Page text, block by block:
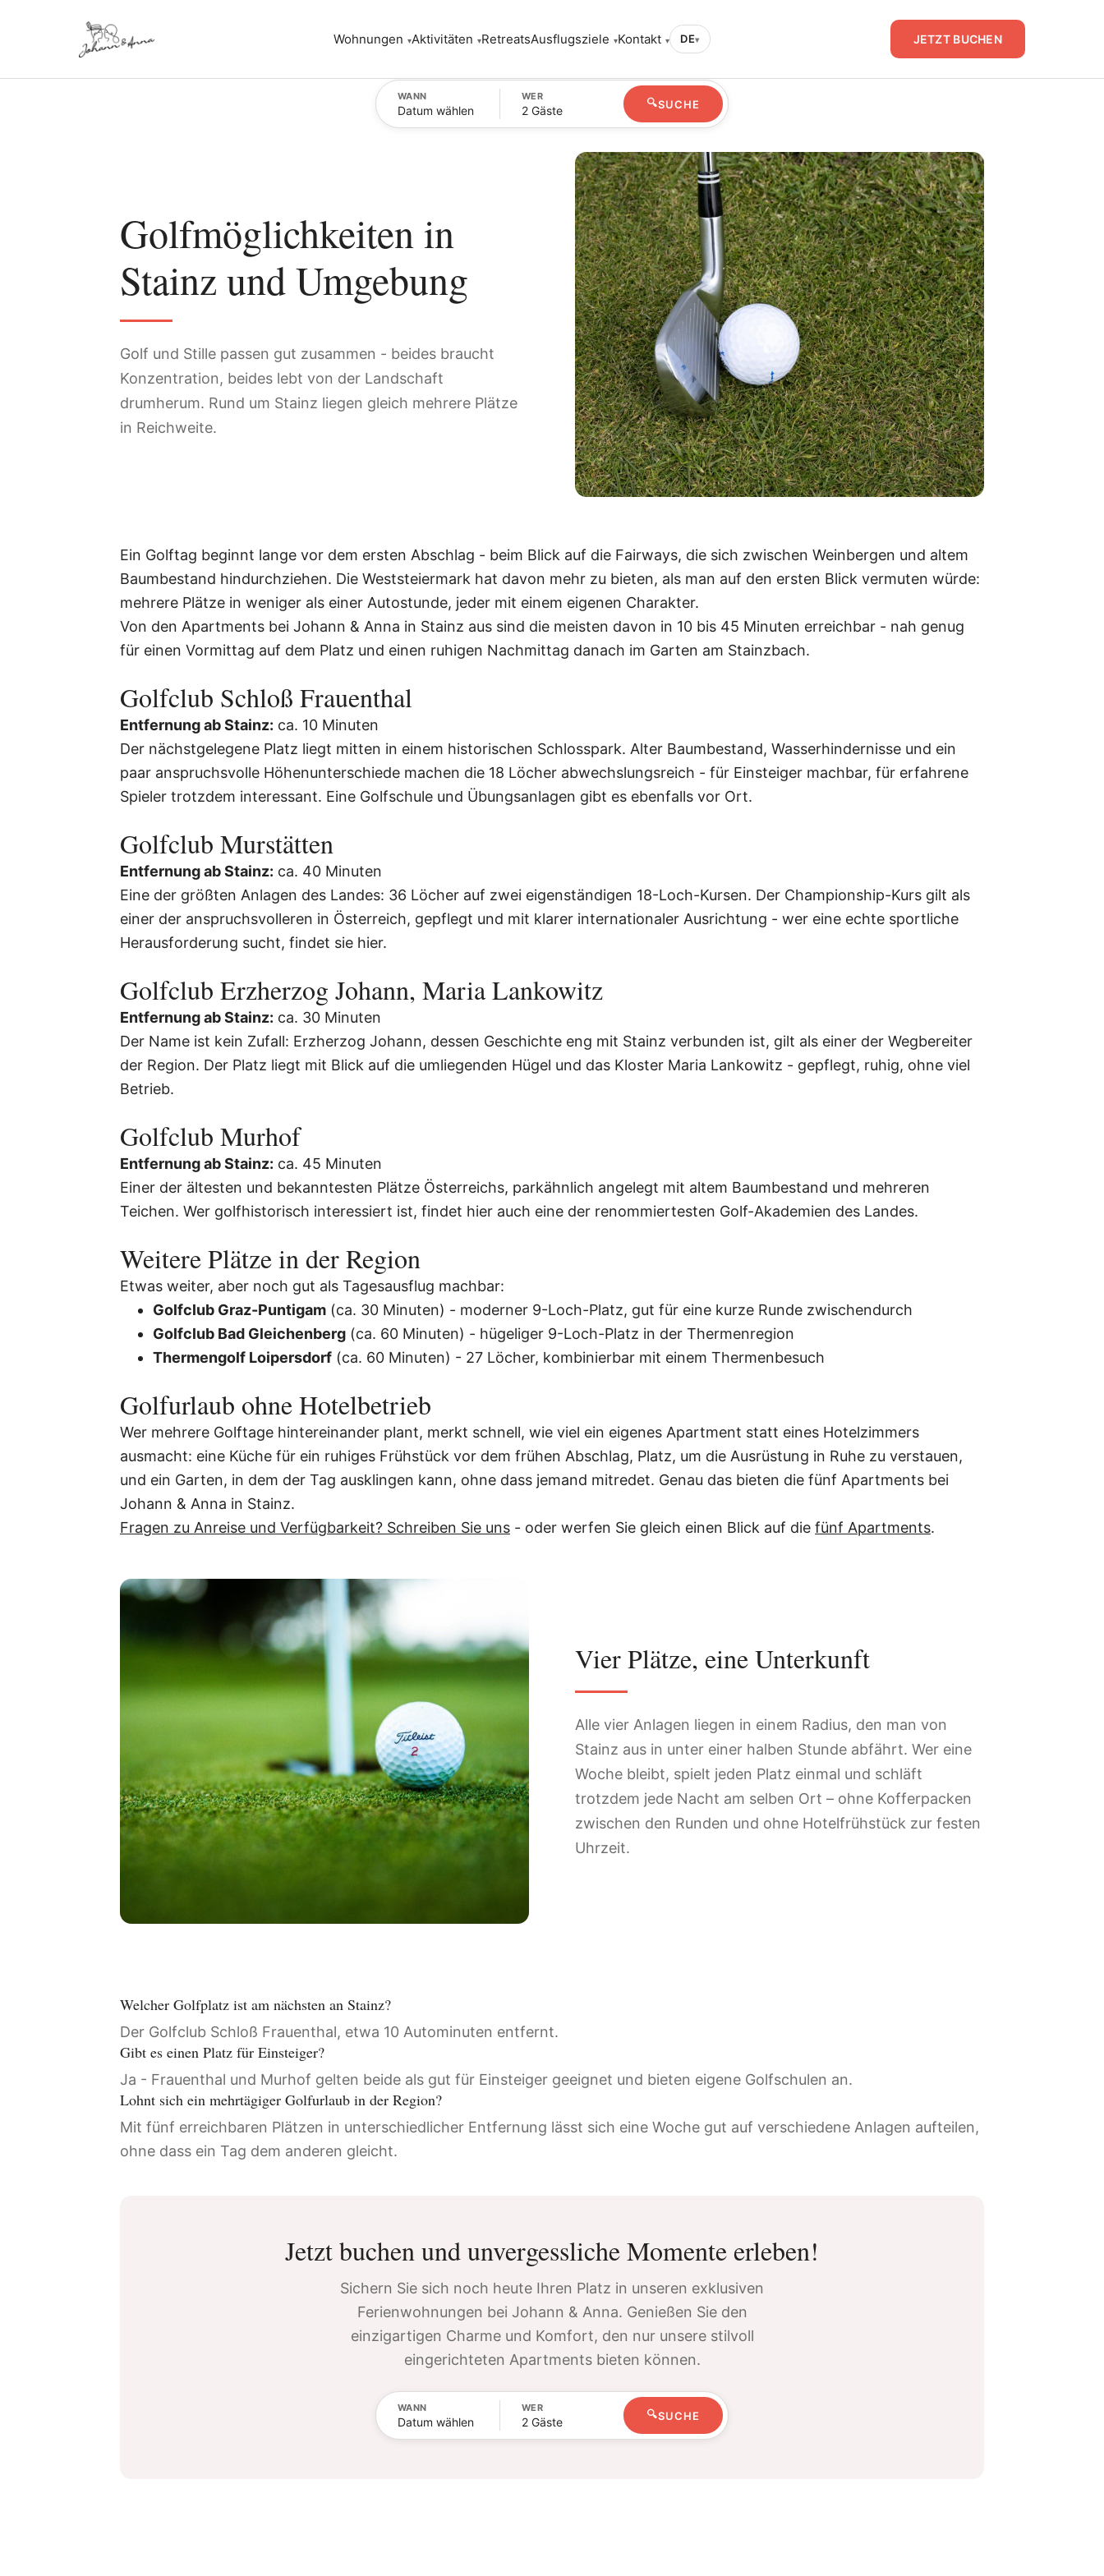
Wohnungen Aktivitäten RetreatsAusflugsziele Kontakt DE▾ JETZT BUCHEN
WANN
Datum wählen
WER
2 Gäste
🔍SUCHE
Golfmöglichkeiten in
Stainz und Umgebung
Golf und Stille passen gut zusammen - beides braucht
Konzentration, beides lebt von der Landschaft
drumherum. Rund um Stainz liegen gleich mehrere Plätze
in Reichweite.
Ein Golftag beginnt lange vor dem ersten Abschlag - beim Blick auf die Fairways, die sich zwischen Weinbergen und altem
Baumbestand hindurchziehen. Die Weststeiermark hat davon mehr zu bieten, als man auf den ersten Blick vermuten würde:
mehrere Plätze in weniger als einer Autostunde, jeder mit einem eigenen Charakter.
Von den Apartments bei Johann & Anna in Stainz aus sind die meisten davon in 10 bis 45 Minuten erreichbar - nah genug
für einen Vormittag auf dem Platz und einen ruhigen Nachmittag danach im Garten am Stainzbach.
Golfclub Schloß Frauenthal
Entfernung ab Stainz: ca. 10 Minuten
Der nächstgelegene Platz liegt mitten in einem historischen Schlosspark. Alter Baumbestand, Wasserhindernisse und ein
paar anspruchsvolle Höhenunterschiede machen die 18 Löcher abwechslungsreich - für Einsteiger machbar, für erfahrene
Spieler trotzdem interessant. Eine Golfschule und Übungsanlagen gibt es ebenfalls vor Ort.
Golfclub Murstätten
Entfernung ab Stainz: ca. 40 Minuten
Eine der größten Anlagen des Landes: 36 Löcher auf zwei eigenständigen 18-Loch-Kursen. Der Championship-Kurs gilt als
einer der anspruchsvolleren in Österreich, gepflegt und mit klarer internationaler Ausrichtung - wer eine echte sportliche
Herausforderung sucht, findet sie hier.
Golfclub Erzherzog Johann, Maria Lankowitz
Entfernung ab Stainz: ca. 30 Minuten
Der Name ist kein Zufall: Erzherzog Johann, dessen Geschichte eng mit Stainz verbunden ist, gilt als einer der Wegbereiter
der Region. Der Platz liegt mit Blick auf die umliegenden Hügel und das Kloster Maria Lankowitz - gepflegt, ruhig, ohne viel
Betrieb.
Golfclub Murhof
Entfernung ab Stainz: ca. 45 Minuten
Einer der ältesten und bekanntesten Plätze Österreichs, parkähnlich angelegt mit altem Baumbestand und mehreren
Teichen. Wer golfhistorisch interessiert ist, findet hier auch eine der renommiertesten Golf-Akademien des Landes.
Weitere Plätze in der Region
Etwas weiter, aber noch gut als Tagesausflug machbar:
Golfclub Graz-Puntigam (ca. 30 Minuten) - moderner 9-Loch-Platz, gut für eine kurze Runde zwischendurch
Golfclub Bad Gleichenberg (ca. 60 Minuten) - hügeliger 9-Loch-Platz in der Thermenregion
Thermengolf Loipersdorf (ca. 60 Minuten) - 27 Löcher, kombinierbar mit einem Thermenbesuch
Golfurlaub ohne Hotelbetrieb
Wer mehrere Golftage hintereinander plant, merkt schnell, wie viel ein eigenes Apartment statt eines Hotelzimmers
ausmacht: eine Küche für ein ruhiges Frühstück vor dem frühen Abschlag, Platz, um die Ausrüstung in Ruhe zu verstauen,
und ein Garten, in dem der Tag ausklingen kann, ohne dass jemand mitredet. Genau das bieten die fünf Apartments bei
Johann & Anna in Stainz.
Fragen zu Anreise und Verfügbarkeit? Schreiben Sie uns - oder werfen Sie gleich einen Blick auf die fünf Apartments.
Vier Plätze, eine Unterkunft
Alle vier Anlagen liegen in einem Radius, den man von
Stainz aus in unter einer halben Stunde abfährt. Wer eine
Woche bleibt, spielt jeden Platz einmal und schläft
trotzdem jede Nacht am selben Ort – ohne Kofferpacken
zwischen den Runden und ohne Hotelfrühstück zur festen
Uhrzeit.
Welcher Golfplatz ist am nächsten an Stainz?
Der Golfclub Schloß Frauenthal, etwa 10 Autominuten entfernt.
Gibt es einen Platz für Einsteiger?
Ja - Frauenthal und Murhof gelten beide als gut für Einsteiger geeignet und bieten eigene Golfschulen an.
Lohnt sich ein mehrtägiger Golfurlaub in der Region?
Mit fünf erreichbaren Plätzen in unterschiedlicher Entfernung lässt sich eine Woche gut auf verschiedene Anlagen aufteilen,
ohne dass ein Tag dem anderen gleicht.
Jetzt buchen und unvergessliche Momente erleben!
Sichern Sie sich noch heute Ihren Platz in unseren exklusiven
Ferienwohnungen bei Johann & Anna. Genießen Sie den
einzigartigen Charme und Komfort, den nur unsere stilvoll
eingerichteten Apartments bieten können.
WANN
Datum wählen
WER
2 Gäste
🔍SUCHE